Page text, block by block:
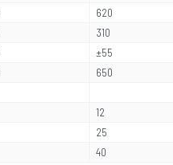
620
310
±55
650
12
25
40